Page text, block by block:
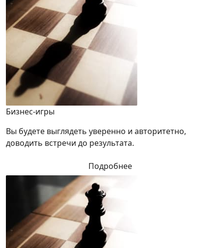
Бизнес-игры
Вы будете выглядеть уверенно и авторитетно,
доводить встречи до результата.
Подробнее